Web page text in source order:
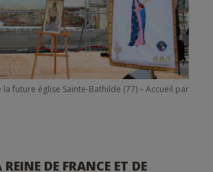
future église Sainte-Bathilde (77) – Accueil par
DE FRANCE ET DE